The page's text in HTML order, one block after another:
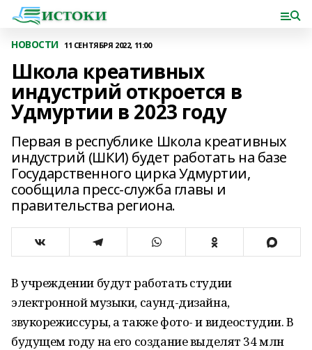
НОВОСТИ 11 СЕНТЯБРЯ 2022, 11:00
Школа креативных
индустрий откроется в
Удмуртии в 2023 году
Первая в республике Школа креативных
индустрий (ШКИ) будет работать на базе
Государственного цирка Удмуртии,
сообщила пресс-служба главы и
правительства региона.
В учреждении будут работать студии
электронной музыки, саунд-дизайна,
звукорежиссуры, а также фото- и видеостудии. В
будущем году на его создание выделят 34 млн